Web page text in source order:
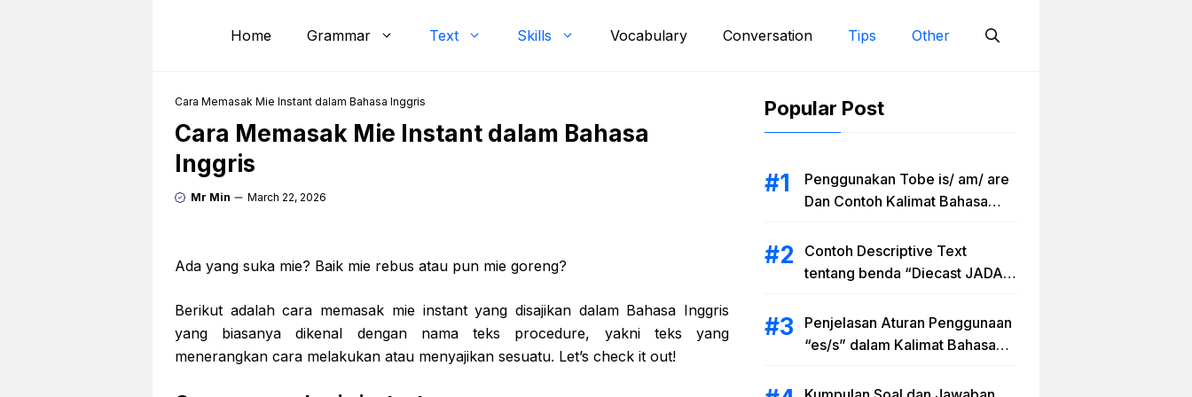
Home Grammar Text Skills Vocabulary Conversation Tips Other
Cara Memasak Mie Instant dalam Bahasa Inggris
Cara Memasak Mie Instant dalam Bahasa
Inggris
Mr Min March 22, 2026
Ada yang suka mie? Baik mie rebus atau pun mie goreng?
Berikut adalah cara memasak mie instant yang disajikan dalam Bahasa Inggris
yang biasanya dikenal dengan nama teks procedure, yakni teks yang
menerangkan cara melakukan atau menyajikan sesuatu. Let’s check it out!
Popular Post
Penggunakan Tobe is/ am/ are
Dan Contoh Kalimat Bahasa
Present Tense
Contoh Descriptive Text
tentang benda “Diecast JADA –
Penjelasan Aturan Penggunaan
“es/s” dalam Kalimat Bahasa